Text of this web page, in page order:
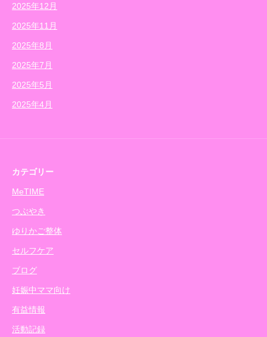
2025年12月
2025年11月
2025年8月
2025年7月
2025年5月
2025年4月
カテゴリー
MeTIME
つぶやき
ゆりかご整体
セルフケア
ブログ
妊娠中ママ向け
有益情報
活動記録